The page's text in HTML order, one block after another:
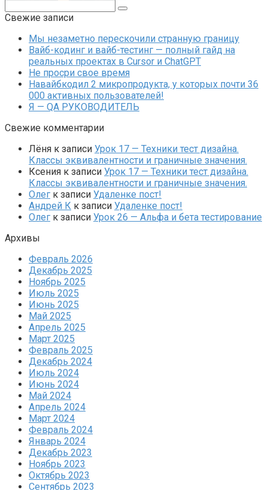
Свежие записи
Мы незаметно перескочили странную границу
Вайб-кодинг и вайб-тестинг — полный гайд на
реальных проектах в Cursor и ChatGPT
Не просри свое время
Навайбкодил 2 микропродукта, у которых почти 36
000 активных пользователей!
Я — QA РУКОВОДИТЕЛЬ
Свежие комментарии
Лёня к записи Урок 17 — Техники тест дизайна.
Классы эквивалентности и граничные значения.
Ксения к записи Урок 17 — Техники тест дизайна.
Классы эквивалентности и граничные значения.
Олег к записи Удаленке пост!
Андрей К к записи Удаленке пост!
Олег к записи Урок 26 — Альфа и бета тестирование
Архивы
Февраль 2026
Декабрь 2025
Ноябрь 2025
Июль 2025
Июнь 2025
Май 2025
Апрель 2025
Март 2025
Февраль 2025
Декабрь 2024
Июль 2024
Июнь 2024
Май 2024
Апрель 2024
Март 2024
Февраль 2024
Январь 2024
Декабрь 2023
Ноябрь 2023
Октябрь 2023
Сентябрь 2023